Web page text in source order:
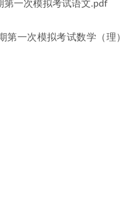
第一次模拟考试语文.pdf
第一次模拟考试数学（理）